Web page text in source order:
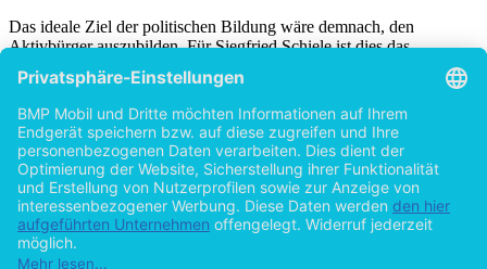
Das ideale Ziel der politischen Bildung wäre demnach, den
Aktivbürger auszubilden. Für Siegfried Schiele ist dies das
Maximalziel, das aber schwer zu erreichen ist. „Das realistische Ziel,
das wir im Auge behalten sollten, ist der interventionsfähige
Bürger.“ (Schiele 1998: 5) Auch Detjen stimmt dem zu, er hält
allerdings auch die Zielmarke des reflektierten Zuschauers für eine
erhebliche Leistung, denn „ihr Erreichen [bedeutet] viel Arbeit“
(Detjen 2000: 34).
In den dargestellten Bürgerleitbildern ist bisher vermehrt von
Kompetenzen und Einstellungen die Rede gewesen, die Bereiche
der Demokratie als Gesellschaftsform oder der Demokratie als
Herrschaftsform betreffen. Dies bedeutet keinesfalls, die Sphäre des